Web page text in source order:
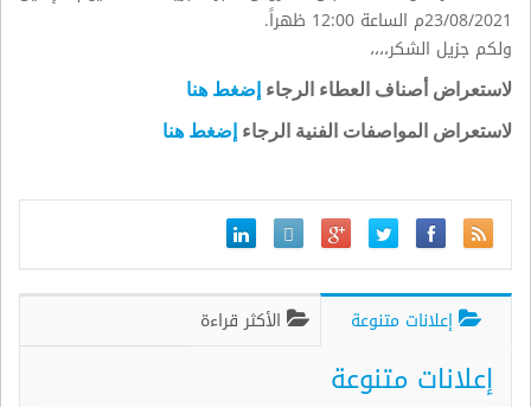
23/08/2021م الساعة 12:00 ظهراً.
ولكم جزيل الشكر،،،،
لاستعراض أصناف العطاء الرجاء إضغط هنا
لاستعراض المواصفات الفنية الرجاء إضغط هنا
إعلانات متنوعة الأكثر قراءة
إعلانات متنوعة